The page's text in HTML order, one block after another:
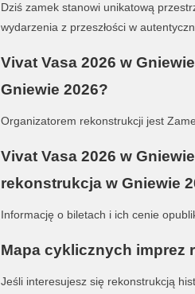
Dziś zamek stanowi unikatową
wydarzenia z przeszłości w
Vivat Vasa 2026 w
Gniewie 2026?
Organizatorem rekonstrukcji jest
Vivat Vasa 2026 w
rekonstrukcja w Gniewie
Informację o biletach i ich cenie
Mapa cyklicznych imprez
Jeśli interesujesz się rekonstrukcją